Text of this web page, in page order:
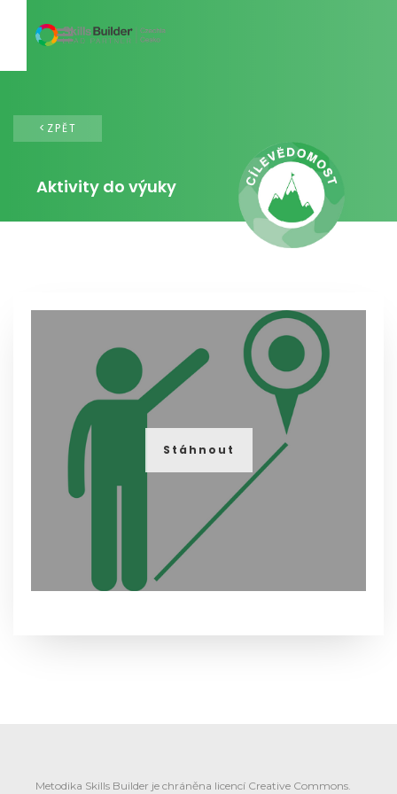
<ZPĚT
Aktivity do výuky
Stáhnout
Metodika Skills Builder je chráněna licencí Creative Commons.